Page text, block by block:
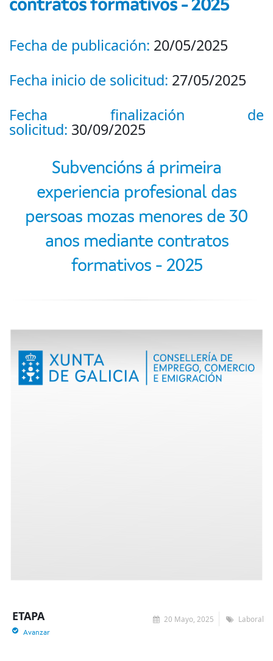
contratos formativos - 2025
Fecha de publicación: 20/05/2025
Fecha inicio de solicitud: 27/05/2025
Fecha finalización de
solicitud: 30/09/2025
Subvencións á primeira
experiencia profesional das
persoas mozas menores de 30
anos mediante contratos
formativos - 2025
20 Mayo, 2025 Laboral
ETAPA
Avanzar